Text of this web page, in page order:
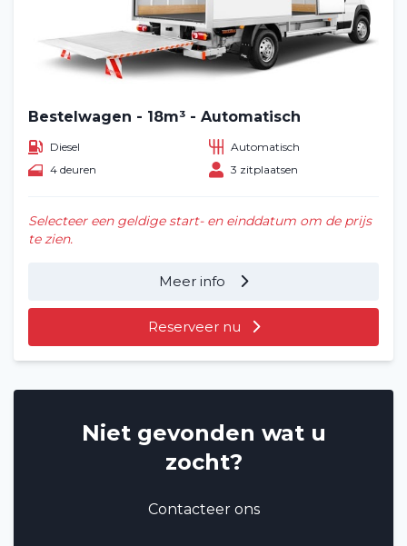
Bestelwagen - 18m³ - Automatisch
Diesel
Automatisch
4 deuren
3 zitplaatsen
Selecteer een geldige start- en einddatum om de prijs
te zien.
Meer info
Reserveer nu
Niet gevonden wat u
zocht?
Contacteer ons